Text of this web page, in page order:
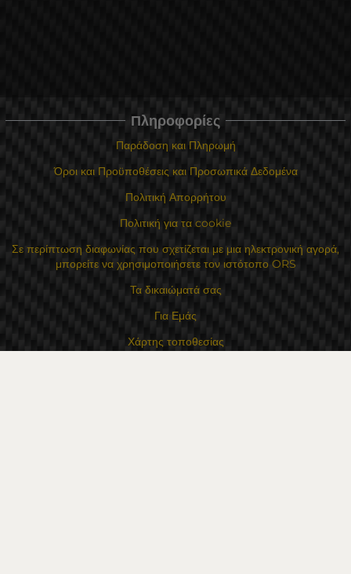
Πληροφορίες
Παράδοση και Πληρωμή
Όροι και Προϋποθέσεις και Προσωπικά Δεδομένα
Πολιτική Απορρήτου
Πολιτική για τα cookie
Σε περίπτωση διαφωνίας που σχετίζεται με μια ηλεκτρονική αγορά,
μπορείτε να χρησιμοποιήσετε τον ιστότοπο ORS
Τα δικαιώματά σας
Για Εμάς
Χάρτης τοποθεσίας